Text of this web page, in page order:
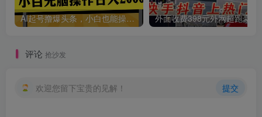
AI起号撸爆头条，小白也能操作，日入2000+
评论 抢沙发
欢迎您留下宝贵的见解！ 提交